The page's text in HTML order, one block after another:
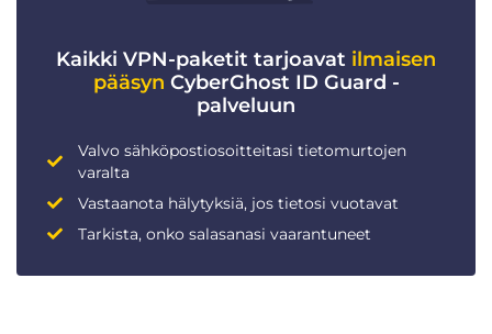
Kaikki VPN-paketit tarjoavat ilmaisen
pääsyn CyberGhost ID Guard -
palveluun
Valvo sähköpostiosoitteitasi tietomurtojen
varalta
Vastaanota hälytyksiä, jos tietosi vuotavat
Tarkista, onko salasanasi vaarantuneet